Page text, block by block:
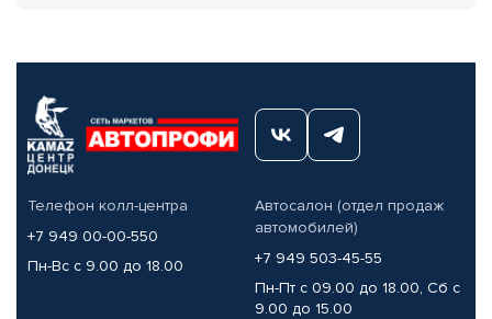
Телефон колл-центра
+7 949 00-00-550
Пн-Вс с 9.00 до 18.00
Автосалон (отдел продаж
автомобилей)
+7 949 503-45-55
Пн-Пт с 09.00 до 18.00, Сб с
9.00 до 15.00